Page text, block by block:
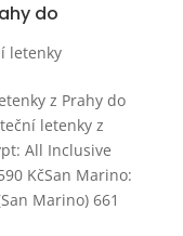
do
letenky
z Prahy do
letenky z
All Inclusive
KčSan Marino:
Marino) 661